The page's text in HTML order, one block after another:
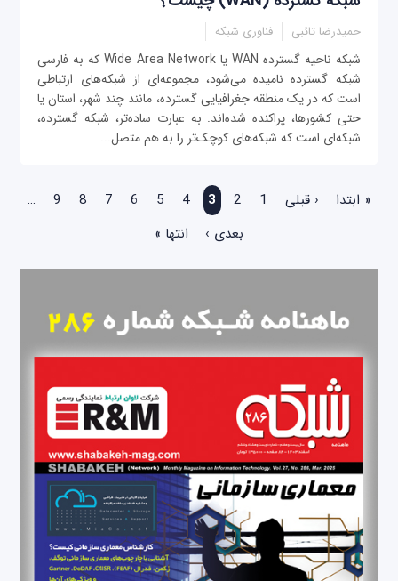
حمیدرضا تائبی فناوری شبکه
شبکه ناحیه گسترده WAN یا Wide Area Network که به فارسی
شبکه گسترده نامیده می‌شود، مجموعه‌ای از شبکه‌های ارتباطی
است که در یک منطقه جغرافیایی گسترده، مانند چند شهر، استان یا
حتی کشورها، پراکنده شده‌اند. به عبارت ساده‌تر، شبکه گسترده،
شبکه‌ای است که شبکه‌های کوچک‌تر را به هم متصل...
صفحه‌ها
« ابتدا ‹ قبلی 1
2
3
4
5
6
7
8
9
…
بعدی ›
انتها »